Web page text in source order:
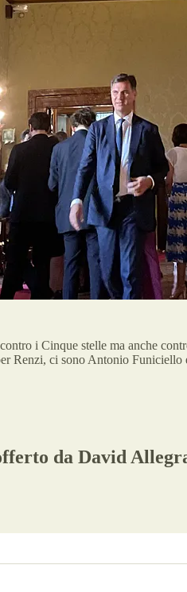
i Cinque stelle ma anche
Renzi, ci sono Antonio
da David